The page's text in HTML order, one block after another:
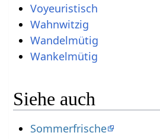
Voyeuristisch
Wahnwitzig
Wandelmütig
Wankelmütig
Siehe auch
Sommerfrische